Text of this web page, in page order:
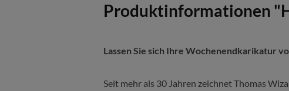
Produktinformationen
Lassen Sie sich Ihre Wochenendkarikatur
Seit mehr als 30 Jahren zeichnet Thomas